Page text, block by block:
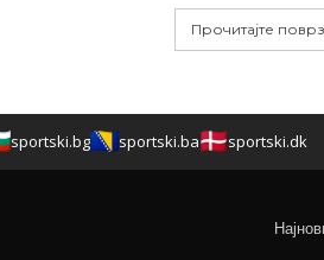
Прочитајте
sportski.bg sportski.ba sportski.dk